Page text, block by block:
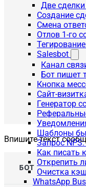
Две
Создание
Смена
Отлов 1-го
Salesbot
Канал
Бот пишет
Кнопка
Сайт-
Генератор
Шаблоны
Запрос
Как писать
Открепить
Очистка
WhatsApp
Впишите текст